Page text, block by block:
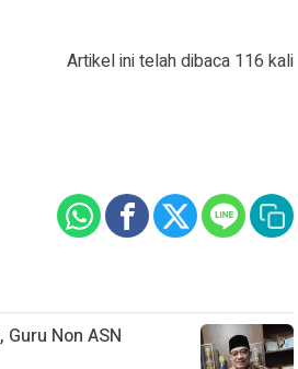
Artikel ini telah dibaca 116 kali
Non ASN